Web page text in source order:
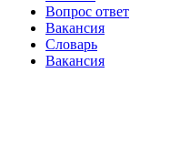
Вопрос ответ
Вакансия
Словарь
Вакансия